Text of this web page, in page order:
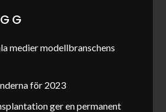
medier modellbranschens
för 2023
ger en permanent